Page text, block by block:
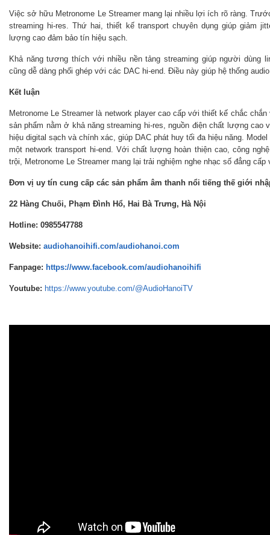
Việc sở hữu Metronome Le Streamer mang lại nhiều lợi ích rõ ràng.
streaming hi-res. Thứ hai, thiết kế transport chuyên dụng giúp giảm
lượng cao đảm bảo tín hiệu sạch.
Khả năng tương thích với nhiều nền tảng streaming giúp người dùng
cũng dễ dàng phối ghép với các DAC hi-end. Điều này giúp hệ thống
Kết luận
Metronome Le Streamer là network player cao cấp với thiết kế chắc
sản phẩm nằm ở khả năng streaming hi-res, nguồn điện chất lượng cao
hiệu digital sạch và chính xác, giúp DAC phát huy tối đa hiệu năng.
một network transport hi-end. Với chất lượng hoàn thiện cao, công
trội, Metronome Le Streamer mang lại trải nghiệm nghe nhạc số đẳng cấp
Đơn vị uy tín cung cấp các sản phẩm âm thanh nổi tiếng thế giới
22 Hàng Chuối, Phạm Đình Hổ, Hai Bà Trưng, Hà Nội
Hotline: 0985547788
Website: audiohanoihifi.com/audiohanoi.com
Fanpage: https://www.facebook.com/audiohanoihifi
Youtube: https://www.youtube.com/@AudioHanoiTV